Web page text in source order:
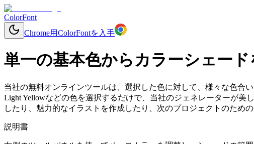
ColorFont
Chrome用ColorFontを入手
単一の基本色からカラーシェード
当社の無料オンラインツールは、選択した色に対して、様々な色合
Light Yellowなどの色を選択するだけで、当社のジェネレーターが
したり、魅力的なイラストを作成したり、次のプロジェクトのため
説明書